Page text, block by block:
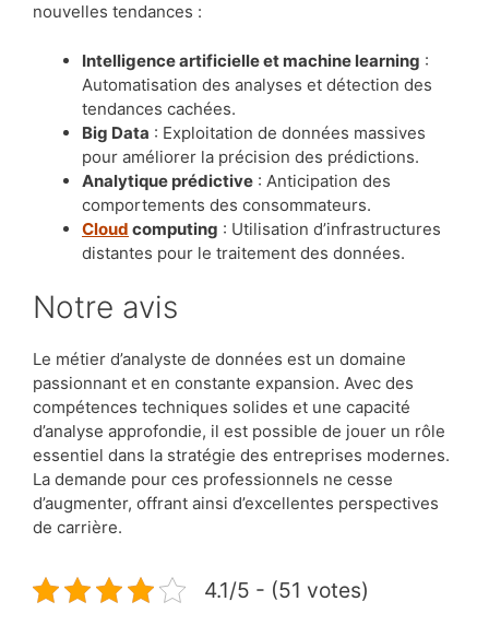
nouvelles tendances :
Intelligence artificielle et machine learning :
Automatisation des analyses et détection des
tendances cachées.
Big Data : Exploitation de données massives
pour améliorer la précision des prédictions.
Analytique prédictive : Anticipation des
comportements des consommateurs.
Cloud computing : Utilisation d’infrastructures
distantes pour le traitement des données.
Notre avis
Le métier d’analyste de données est un domaine
passionnant et en constante expansion. Avec des
compétences techniques solides et une capacité
d’analyse approfondie, il est possible de jouer un rôle
essentiel dans la stratégie des entreprises modernes.
La demande pour ces professionnels ne cesse
d’augmenter, offrant ainsi d’excellentes perspectives
de carrière.
4.1/5 - (51 votes)